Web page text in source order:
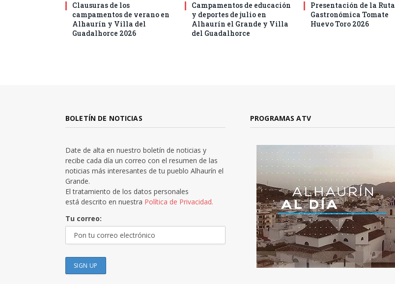
Clausuras de los
campamentos de verano en
Alhaurín y Villa del
Guadalhorce 2026
Campamentos de educación
y deportes de julio en
Alhaurín el Grande y Villa
del Guadalhorce
Presentación de la Ruta
Gastronómica Tomate
Huevo Toro 2026
BOLETÍN DE NOTICIAS
Date de alta en nuestro boletín de noticias y
recibe cada día un correo con el resumen de las
noticias más interesantes de tu pueblo Alhaurín el
Grande.
El tratamiento de los datos personales
está descrito en nuestra Política de Privacidad.
Tu correo:
PROGRAMAS ATV